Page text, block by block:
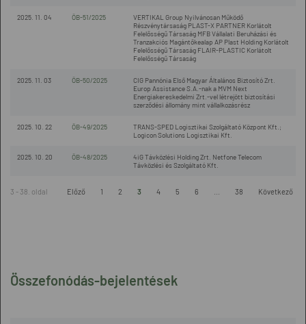
Összefonódás-bejelentések
2025. 11. 04 ÖB-51/2025
VERTIKAL Group Nyilvánosan Működő
Részvénytársaság PLAST-X PARTNER Korlátolt
Felelősségű Társaság MFB Vállalati Beruházási és
Tranzakciós Magántőkealap AP Plast Holding Korlátolt
Felelősségű Társaság FLAIR-PLASTIC Korlátolt
Felelősségű Társaság
2025. 11. 03 ÖB-50/2025
CIG Pannónia Első Magyar Általános Biztosító Zrt.
Europ Assistance S.A.-nak a MVM Next
Energiakereskedelmi Zrt.-vel létrejött biztosítási
szerződési állomány mint vállalkozásrész
2025. 10. 22 ÖB-49/2025
TRANS-SPED Logisztikai Szolgáltató Központ Kft.;
Logicon Solutions Logisztikai Kft.
2025. 10. 20 ÖB-48/2025
4iG Távközlési Holding Zrt. Netfone Telecom
Távközlési és Szolgáltató Kft.
3 - 38. oldal Előző 1 2 3 4 5 6 38 Következő